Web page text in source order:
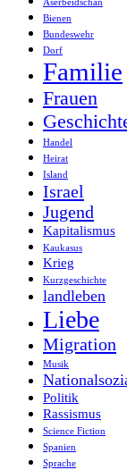
Aserbeidschan
Bienen
Bundeswehr
Dorf
Familie
Frauen
Handel
Heirat
Island
Israel
Jugend
Kapitalismus
Kaukasus
Krieg
Kurzgeschichte
landleben
Liebe
Migration
Musik
Politik
Rassismus
Science Fiction
Spanien
Sprache